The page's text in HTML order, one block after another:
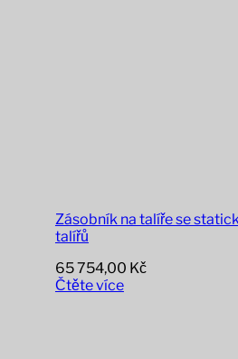
Zásobník na talíře se
talířů
65 754,00 Kč
Čtěte více